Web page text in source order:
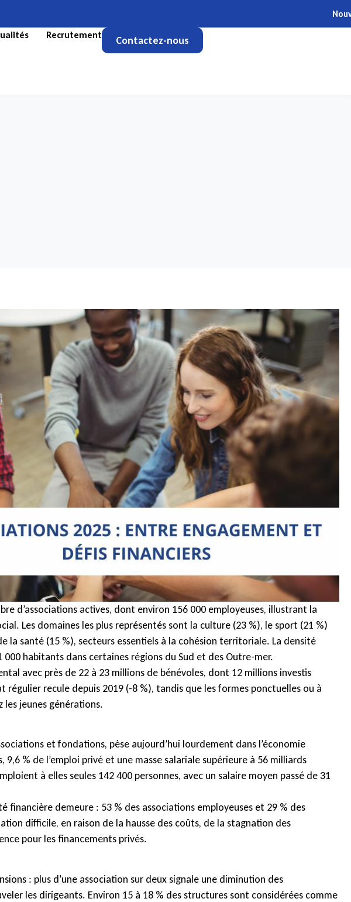
Nouvelle
Recrutement Contactez-nous
d’associations actives, dont environ 156 000 employeuses, illustrant la
Les domaines les plus représentés sont la culture (23 %), le sport (21 %)
la santé (15 %), secteurs essentiels à la cohésion territoriale. La densité
habitants dans certaines régions du Sud et des Outre-mer.
avec près de 22 à 23 millions de bénévoles, dont 12 millions investis
régulier recule depuis 2019 (-8 %), tandis que les formes ponctuelles ou à
jeunes générations.
et fondations, pèse aujourd’hui lourdement dans l’économie
9,6 % de l’emploi privé et une masse salariale supérieure à 56 milliards
à elles seules 142 400 personnes, avec un salaire moyen passé de 31
financière demeure : 53 % des associations employeuses et 29 % des
difficile, en raison de la hausse des coûts, de la stagnation des
pour les financements privés.
: plus d’une association sur deux signale une diminution des
les dirigeants. Environ 15 à 18 % des structures sont considérées comme